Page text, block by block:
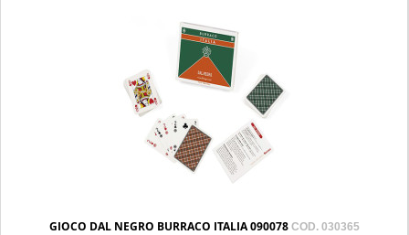
GIOCO DAL NEGRO BURRACO ITALIA 090078 COD. 030365